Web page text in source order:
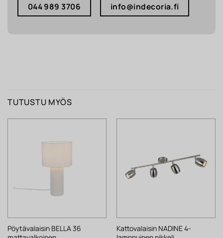
044 989 3706 info@indecoria.fi
TUTUSTU MYÖS
Pöytävalaisin BELLA 36
Kattovalaisin NADINE 4-